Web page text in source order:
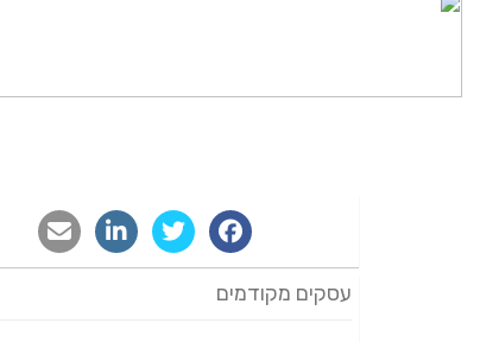
עסקים מקודמים